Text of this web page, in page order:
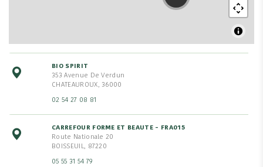
BIO SPIRIT
353 Avenue De Verdun
CHATEAUROUX, 36000
02 54 27 08 81
CARREFOUR FORME ET BEAUTE - FRA015
Route Nationale 20
BOISSEUIL, 87220
05 55 31 54 79